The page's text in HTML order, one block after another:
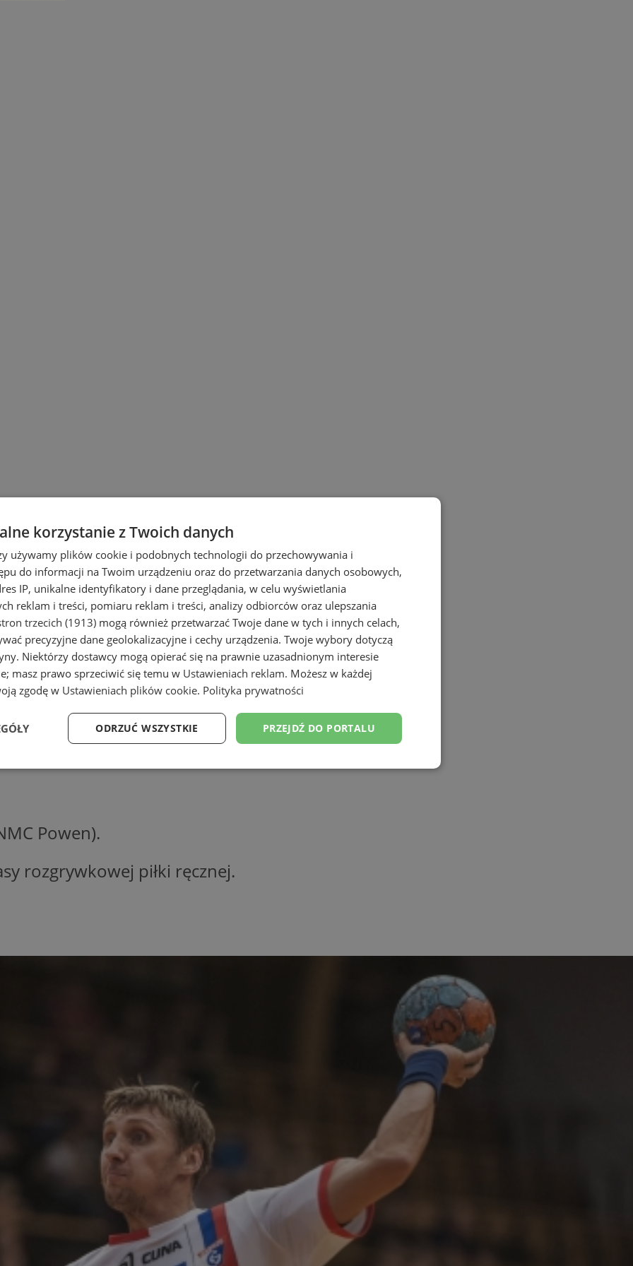
Powen).
rozgrywkowej piłki ręcznej.
korzystanie z Twoich danych
używamy plików cookie i podobnych technologii do przechowywania i
do informacji na Twoim urządzeniu oraz do przetwarzania danych osobowych,
IP, unikalne identyfikatory i dane przeglądania, w celu wyświetlania
reklam i treści, pomiaru reklam i treści, analizy odbiorców oraz ulepszania
trzecich (1913) mogą również przetwarzać Twoje dane w tych i innych celach,
precyzyjne dane geolokalizacyjne i cechy urządzenia. Twoje wybory dotyczą
Niektórzy dostawcy mogą opierać się na prawnie uzasadnionym interesie
masz prawo sprzeciwić się temu w Ustawieniach reklam. Możesz w każdej
zgodę w Ustawieniach plików cookie. Polityka prywatności
PRZEJDŹ DO PORTALU
ODRZUĆ WSZYSTKIE
Wydajność Targetowanie Funkcjonalność Niesklasyfikowane
Wydajność Targetowanie Funkcjonalność
sekund
to korzystne dla strony internetowej, ponieważ
umożliwia tworzenie ważnych raportów na temat
korzystania z jej witryny internetowej.
4 tygodnie 2 dni
Ten plik cookie jest używany przez usługę Cookie-
Script.com do zapamiętywania preferencji dotyczących
zgody użytkownika na pliki cookie. Jest to konieczne,
aby baner cookie Cookie-Script.com działał poprawnie.
Ten plik cookie przechowuje informacje o zgodzie
użytkownika oraz jego preferencjach dotyczących
prywatności podczas korzystania z witryny. Rejestruje
wybory dotyczące polityki prywatności i ustawień
zgody, zapewniając ich przestrzeganie w kolejnych
wizytach. Dzięki temu użytkownik nie musi ponownie
konfigurować swoich preferencji, co zwiększa wygodę i
zgodność z regulacjami ochrony danych.